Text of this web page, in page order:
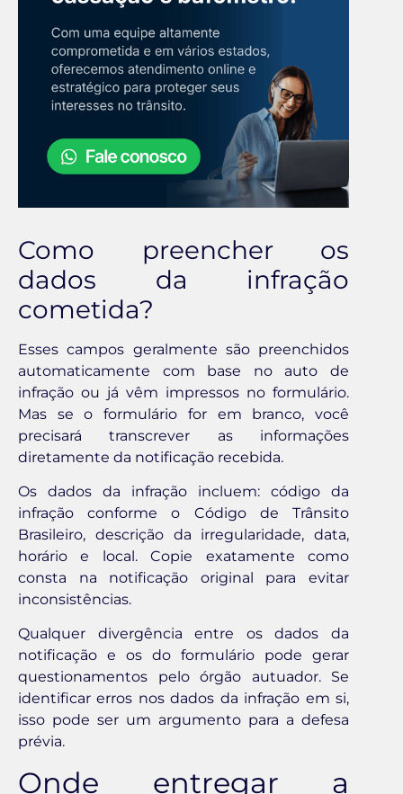
Como preencher os
dados da infração
cometida?
Esses campos geralmente são preenchidos
automaticamente com base no auto de
infração ou já vêm impressos no formulário.
Mas se o formulário for em branco, você
precisará transcrever as informações
diretamente da notificação recebida.
Os dados da infração incluem: código da
infração conforme o Código de Trânsito
Brasileiro, descrição da irregularidade, data,
horário e local. Copie exatamente como
consta na notificação original para evitar
inconsistências.
Qualquer divergência entre os dados da
notificação e os do formulário pode gerar
questionamentos pelo órgão autuador. Se
identificar erros nos dados da infração em si,
isso pode ser um argumento para a defesa
prévia.
Onde entregar a